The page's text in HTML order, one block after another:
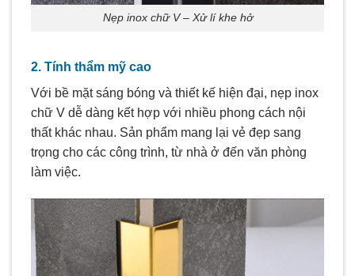
Nẹp inox chữ V – Xử lí khe hở
2. Tính thẩm mỹ cao
Với bề mặt sáng bóng và thiết kế hiện đại, nẹp inox
chữ V dễ dàng kết hợp với nhiều phong cách nội
thất khác nhau. Sản phẩm mang lại vẻ đẹp sang
trọng cho các công trình, từ nhà ở đến văn phòng
làm việc.